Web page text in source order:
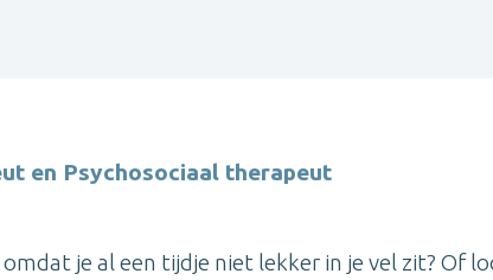
en Psychosociaal therapeut
je al een tijdje niet lekker in je vel zit? Of